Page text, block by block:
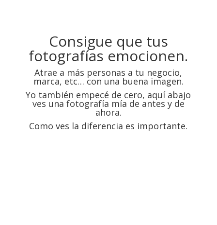
Consigue que tus
fotografías emocionen.
Atrae a más personas a tu negocio,
marca, etc… con una buena imagen.
Yo también empecé de cero, aquí abajo
ves una fotografía mía de antes y de
ahora.
Como ves la diferencia es importante.